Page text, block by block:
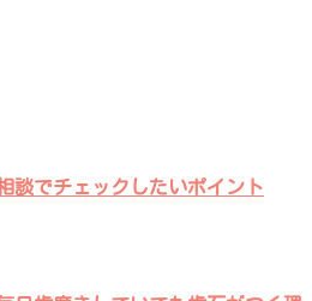
談でチェックしたいポイント